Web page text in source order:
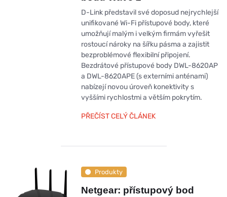
D-Link představil své doposud nejrychlejší
unifikované Wi-Fi přístupové body, které
umožňují malým i velkým firmám vyřešit
rostoucí nároky na šířku pásma a zajistit
bezproblémové flexibilní připojení.
Bezdrátové přístupové body DWL-8620AP
a DWL-8620APE (s externími anténami)
nabízejí novou úroveň konektivity s
vyššími rychlostmi a větším pokrytím.
PŘEČÍST CELÝ ČLÁNEK
Produkty
Netgear: přístupový bod